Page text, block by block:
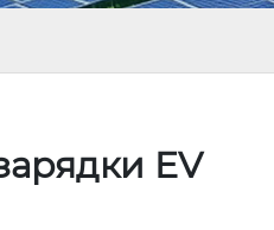
EV